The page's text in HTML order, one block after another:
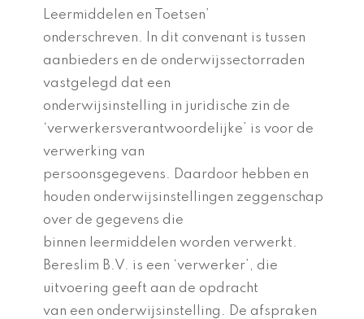
Leermiddelen en Toetsen’
onderschreven. In dit convenant is tussen
aanbieders en de onderwijssectorraden
vastgelegd dat een
onderwijsinstelling in juridische zin de
‘verwerkersverantwoordelijke’ is voor de
verwerking van
persoonsgegevens. Daardoor hebben en
houden onderwijsinstellingen zeggenschap
over de gegevens die
binnen leermiddelen worden verwerkt.
Bereslim B.V. is een ‘verwerker’, die
uitvoering geeft aan de opdracht
van een onderwijsinstelling. De afspraken